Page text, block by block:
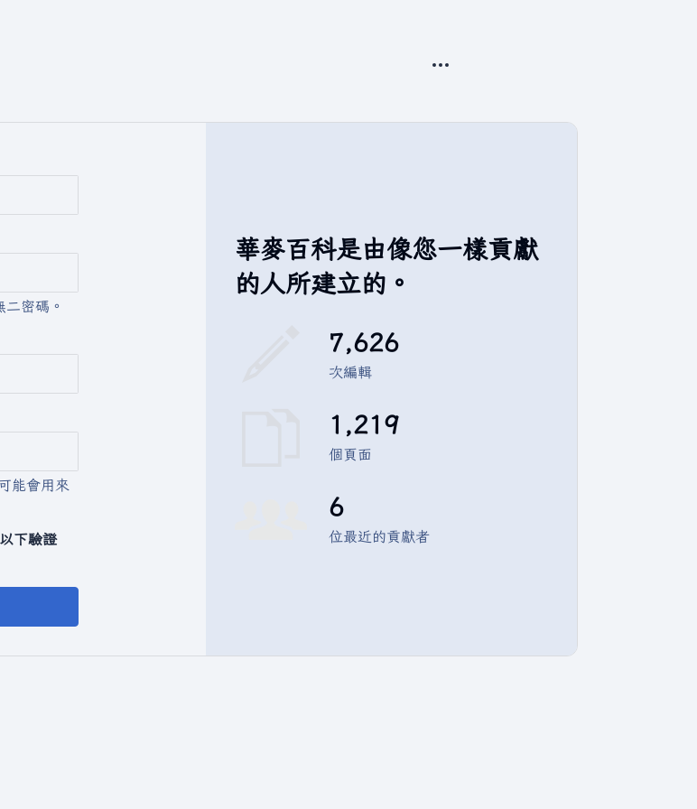
密碼。
能會用來
下驗證
華麥百科是由像您一樣貢獻
的人所建立的。
7,626
次編輯
1,219
個頁面
6
位最近的貢獻者